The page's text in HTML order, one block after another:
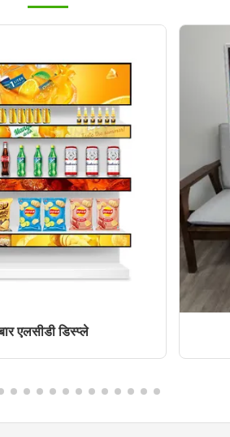
एलसीडी डिस्प्ले